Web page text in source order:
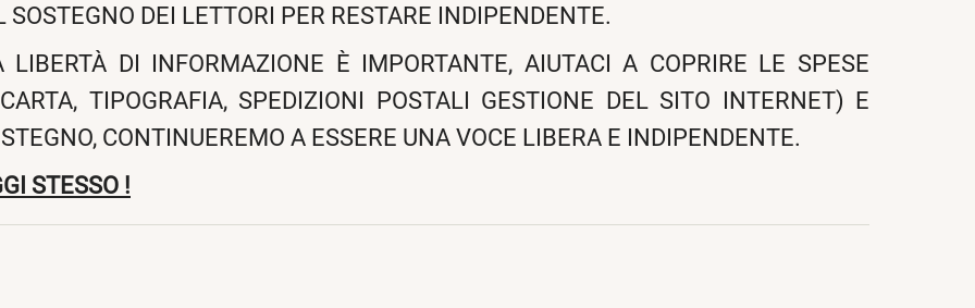
SOSTEGNO DEI LETTORI PER RESTARE INDIPENDENTE.
DI INFORMAZIONE È IMPORTANTE, AIUTACI A COPRIRE LE SPESE
TIPOGRAFIA, SPEDIZIONI POSTALI GESTIONE DEL SITO INTERNET) E
CONTINUEREMO A ESSERE UNA VOCE LIBERA E INDIPENDENTE.
STESSO !